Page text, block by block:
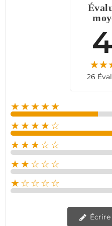
26
★★★★★
★★★★☆
★★★☆☆
★★☆☆☆
★☆☆☆☆